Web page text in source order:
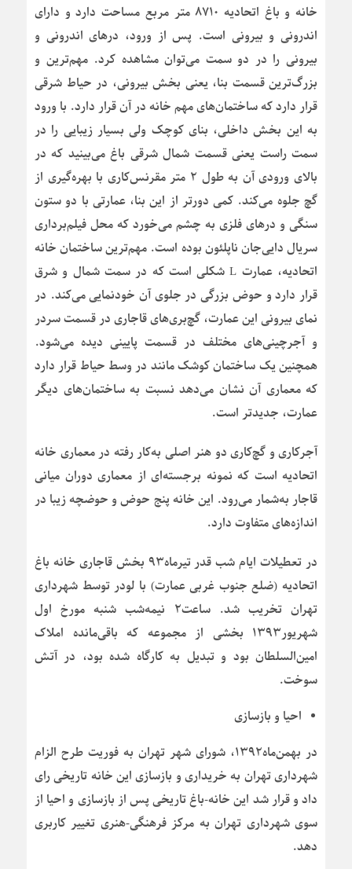
خانه و باغ اتحادیه ۸۷۱۰ متر مربع مساحت دارد و دارای
اندرونی و بیرونی است. پس از ورود، درهای اندرونی و
بیرونی را در دو سمت می‌توان مشاهده کرد. مهم‌ترین و
بزرگ‌ترین قسمت بنا، یعنی بخش بیرونی، در حیاط شرقی
قرار دارد که ساختمان‌های مهم خانه در آن قرار دارد. با ورود
به این بخش داخلی، بنای کوچک ولی بسیار زیبایی را در
سمت راست یعنی قسمت شمال شرقی باغ می‌بینید که در
بالای ورودی آن به طول ۲ متر مقرنس‌کاری با بهره‌گیری از
گچ جلوه می‌کند. کمی دورتر از این بنا، عمارتی با دو ستون
سنگی و درهای فلزی به چشم می‌خورد که محل فیلم‌برداری
سریال دایی‌جان ناپلئون بوده است. مهم‌ترین ساختمان خانه
اتحادیه، عمارت L شکلی است که در سمت شمال و شرق
قرار دارد و حوض بزرگی در جلوی آن خودنمایی می‌کند. در
نمای بیرونی این عمارت، گچ‌بری‌های قاجاری در قسمت سردر
و آجرچینی‌های مختلف در قسمت پایینی دیده می‌شود.
همچنین یک ساختمان کوشک مانند در وسط حیاط قرار دارد
که معماری آن نشان می‌دهد نسبت به ساختمان‌های دیگر
عمارت، جدیدتر است.
آجرکاری و گچ‌کاری دو هنر اصلی به‌کار رفته در معماری خانه
اتحادیه است که نمونه برجسته‌ای از معماری دوران میانی
قاجار به‌شمار می‌رود. این خانه پنج حوض و حوضچه زیبا در
اندازه‌های متفاوت دارد.
در تعطیلات ایام شب قدر تیرماه۹۳ بخش قاجاری خانه باغ
اتحادیه (ضلع جنوب غربی عمارت) با لودر توسط شهرداری
تهران تخریب شد. ساعت۲ نیمه‌شب شنبه مورخ اول
شهریور۱۳۹۳ بخشی از مجموعه که باقی‌مانده املاک
امین‌السلطان بود و تبدیل به کارگاه شده بود، در آتش
سوخت.
احیا و بازسازی
در بهمن‌ماه۱۳۹۲، شورای شهر تهران به فوریت طرح الزام
شهرداری تهران به خریداری و بازسازی این خانه تاریخی رای
داد و قرار شد این خانه-باغ تاریخی پس از بازسازی و احیا از
سوی شهرداری تهران به مرکز فرهنگی-هنری تغییر کاربری
دهد.